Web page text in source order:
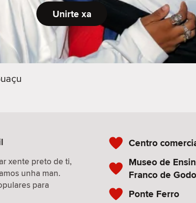
Unirte xa
xente preto de ti,
unha man.
para
Centro
Museo de
Franco de
Ponte Ferro